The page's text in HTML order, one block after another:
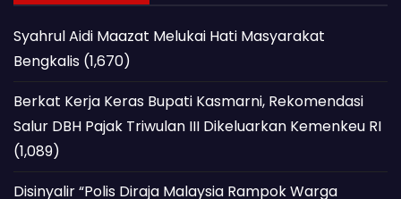
Syahrul Aidi Maazat Melukai Hati Masyarakat
Bengkalis (1,670)
Berkat Kerja Keras Bupati Kasmarni, Rekomendasi
Salur DBH Pajak Triwulan III Dikeluarkan Kemenkeu RI
(1,089)
Disinyalir “Polis Diraja Malaysia Rampok Warga